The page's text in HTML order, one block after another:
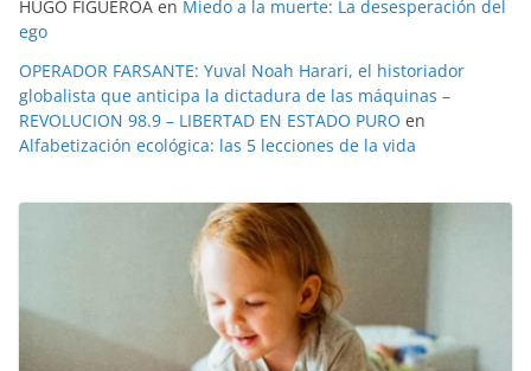
HUGO FIGUEROA en Miedo a la muerte: La desesperación del
ego
OPERADOR FARSANTE: Yuval Noah Harari, el historiador
globalista que anticipa la dictadura de las máquinas –
REVOLUCION 98.9 – LIBERTAD EN ESTADO PURO en
Alfabetización ecológica: las 5 lecciones de la vida